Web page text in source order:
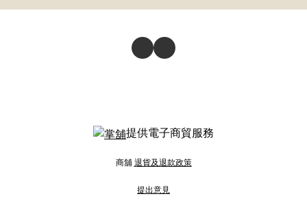
提供電子商貿服務
商舖 退貨及退款政策
提出意見